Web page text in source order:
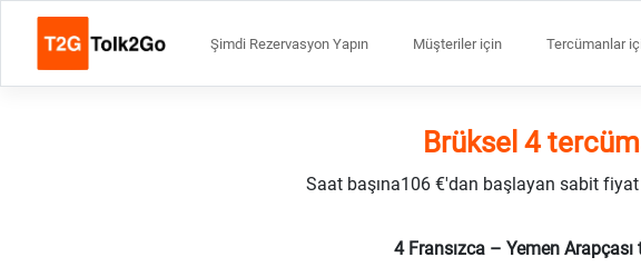
Şimdi Rezervasyon Yapın Müşteriler için Tercümanlar
Brüksel 4
Saat başına106 €'dan başlayan sabit fiyat
4 Fransızca – Yemen